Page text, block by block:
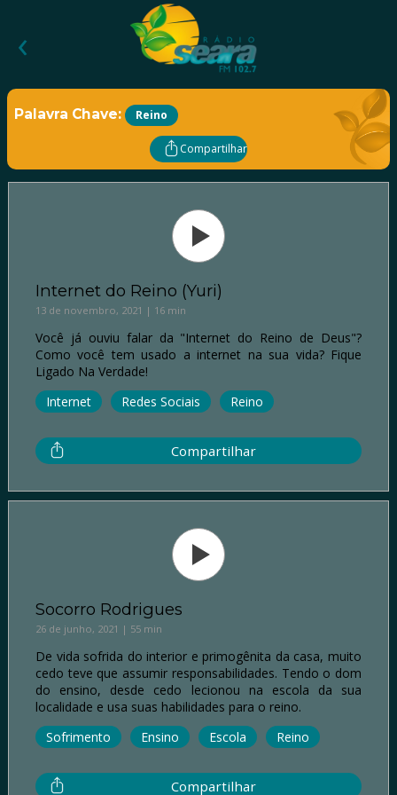
‹
Palavra Chave: Reino
Compartilhar
Internet do Reino (Yuri)
13 de novembro, 2021 | 16 min
Você já ouviu falar da "Internet do Reino de Deus"?
Como você tem usado a internet na sua vida? Fique
Ligado Na Verdade!
Internet
Redes Sociais Reino
Compartilhar
Socorro Rodrigues
26 de junho, 2021 | 55 min
De vida sofrida do interior e primogênita da casa, muito
cedo teve que assumir responsabilidades. Tendo o dom
do ensino, desde cedo lecionou na escola da sua
localidade e usa suas habilidades para o reino.
Sofrimento
Ensino Escola Reino
Compartilhar